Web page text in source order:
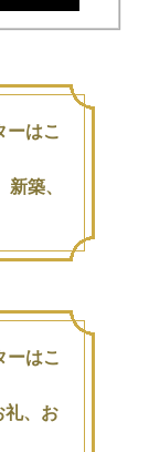
はこ
築、
はこ
礼、お